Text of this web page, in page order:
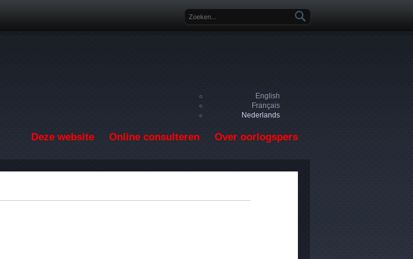
Zoekveld
English
Français
Nederlands
Deze website Online consulteren Over oorlogspers